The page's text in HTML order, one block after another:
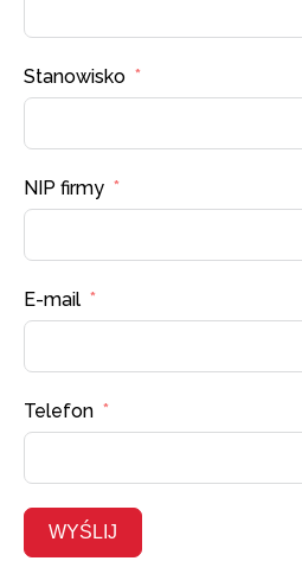
Stanowisko
NIP firmy
E-mail
Telefon
WYŚLIJ